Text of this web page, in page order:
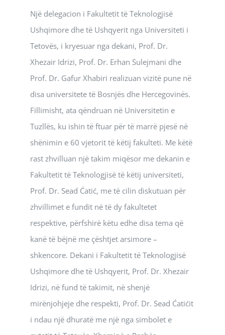
Një delegacion i Fakultetit të Teknologjisë
Ushqimore dhe të Ushqyerit nga Universiteti i
Tetovës, i kryesuar nga dekani, Prof. Dr.
Xhezair Idrizi, Prof. Dr. Erhan Sulejmani dhe
Prof. Dr. Gafur Xhabiri realizuan vizitë pune në
disa universitete të Bosnjës dhe Hercegovinës.
Fillimisht, ata qëndruan në Universitetin e
Tuzllës, ku ishin të ftuar për të marrë pjesë në
shënimin e 60 vjetorit të këtij fakulteti. Me këtë
rast zhvilluan një takim miqësor me dekanin e
Fakultetit të Teknologjisë të këtij universiteti,
Prof. Dr. Sead Ćatić, me të cilin diskutuan për
zhvillimet e fundit në të dy fakultetet
respektive, përfshirë këtu edhe disa tema që
kanë të bëjnë me çështjet arsimore –
shkencore. Dekani i Fakultetit të Teknologjisë
Ushqimore dhe të Ushqyerit, Prof. Dr. Xhezair
Idrizi, në fund të takimit, në shenjë
mirënjohjeje dhe respekti, Prof. Dr. Sead Ćatićit
i ndau një dhuratë me një nga simbolet e